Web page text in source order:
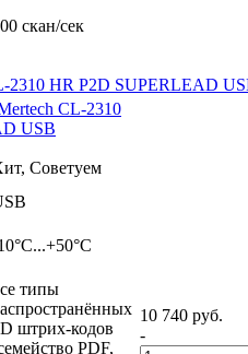
скан/сек
2310 HR P2D SUPERLEAD
CL-2310
USB
Советуем
типы
штрих-кодов
PDF,
10 740 руб.
-